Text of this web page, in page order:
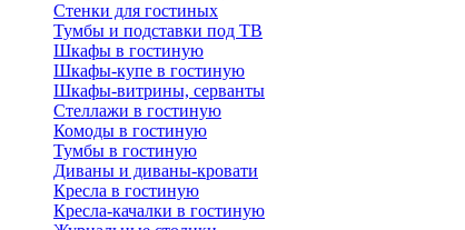
Стенки для гостиных
Тумбы и подставки под ТВ
Шкафы в гостиную
Шкафы-купе в гостиную
Шкафы-витрины, серванты
Стеллажи в гостиную
Комоды в гостиную
Тумбы в гостиную
Диваны и диваны-кровати
Кресла в гостиную
Кресла-качалки в гостиную